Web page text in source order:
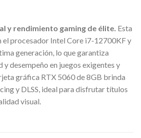
y rendimiento gaming de élite. Esta
el procesador Intel Core i7-12700KF y
generación, lo que garantiza
desempeño en juegos exigentes y
gráfica RTX 5060 de 8GB brinda
y DLSS, ideal para disfrutar títulos
visual.